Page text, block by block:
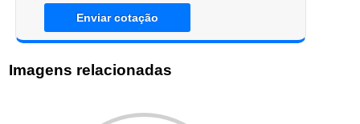
Enviar cotação
Imagens relacionadas